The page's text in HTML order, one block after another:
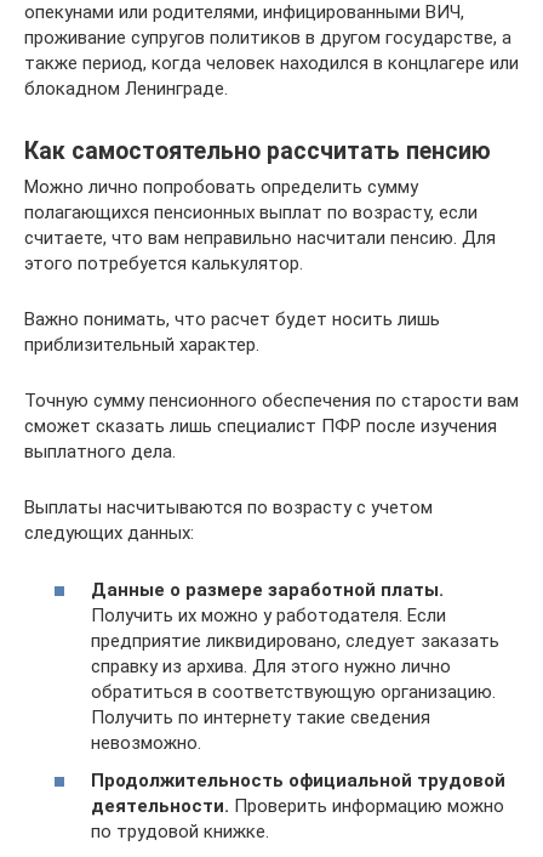
опекунами или родителями, инфицированными ВИЧ,
проживание супругов политиков в другом государстве, а
также период, когда человек находился в концлагере или
блокадном Ленинграде.
Как самостоятельно рассчитать пенсию
Можно лично попробовать определить сумму
полагающихся пенсионных выплат по возрасту, если
считаете, что вам неправильно насчитали пенсию. Для
этого потребуется калькулятор.
Важно понимать, что расчет будет носить лишь
приблизительный характер.
Точную сумму пенсионного обеспечения по старости вам
сможет сказать лишь специалист ПФР после изучения
выплатного дела.
Выплаты насчитываются по возрасту с учетом
следующих данных:
Данные о размере заработной платы.
Получить их можно у работодателя. Если
предприятие ликвидировано, следует заказать
справку из архива. Для этого нужно лично
обратиться в соответствующую организацию.
Получить по интернету такие сведения
невозможно.
Продолжительность официальной трудовой
деятельности. Проверить информацию можно
по трудовой книжке.